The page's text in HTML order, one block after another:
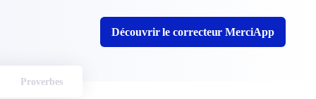
Découvrir le correcteur MerciApp
Proverbes